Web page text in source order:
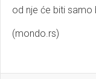
od nje će biti samo
(mondo.rs)